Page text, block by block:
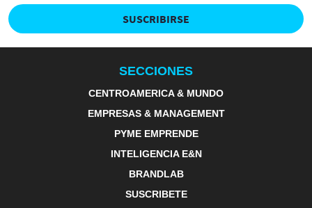
SUSCRIBIRSE
SECCIONES
CENTROAMERICA & MUNDO
EMPRESAS & MANAGEMENT
PYME EMPRENDE
INTELIGENCIA E&N
BRANDLAB
SUSCRIBETE